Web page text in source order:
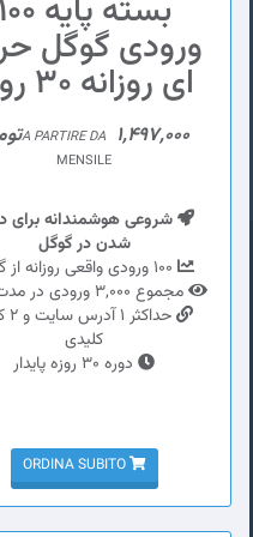
بسته
ورودی گوگل
ای روزانه 30 روزه
A PARTIRE DA 1,497,000تومان
MENSILE
شروعی هوشمندانه برای
شدن در گوگل
مجموع 3,000 ورودی در مدت دوره
کلیدی
دوره 30 روزه پایدار
ORDINA SUBITO